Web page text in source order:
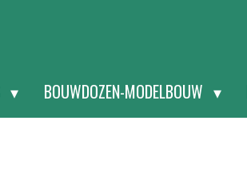
BOUWDOZEN-MODELBOUW